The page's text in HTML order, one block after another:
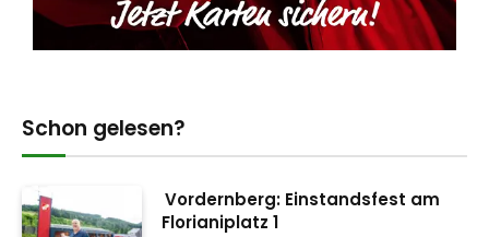
Schon gelesen?
Vordernberg: Einstandsfest am
Florianiplatz 1